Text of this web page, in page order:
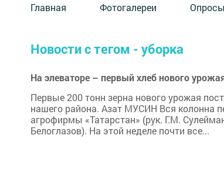
Главная Фотогалереи Опросы
Новости с тегом - уборка
На элеваторе – первый хлеб нового
Первые 200 тонн зерна нового урожая
нашего района. Азат МУСИН Вся колонна
агрофирмы «Татарстан» (рук. Г.М.
Белоглазов). На этой неделе почти все...